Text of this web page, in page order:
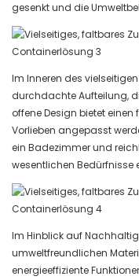
gesenkt und die
Im Inneren des
durchdachte Aufteilung,
offene Design bietet
Vorlieben angepasst
ein Badezimmer und
wesentlichen Bedürfnisse
Im Hinblick auf
umweltfreundlichen
energieeffiziente